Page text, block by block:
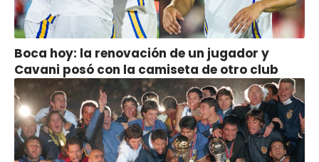
Boca hoy: la renovación de un jugador y
Cavani posó con la camiseta de otro club